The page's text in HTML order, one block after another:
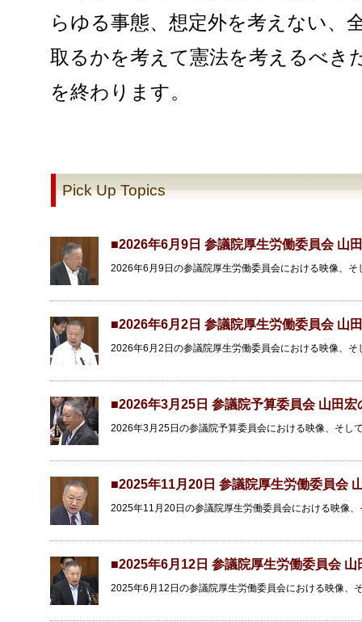
らゆる事態、想定外を考えない、
取るかを考えて憲法を考えるべき
を終わります。
Pick Up Topics
■2026年6月9日 参議院厚生労働委員会 山
2026年6月9日の参議院厚生労働委員会における映像、
■2026年6月2日 参議院厚生労働委員会 山
2026年6月2日の参議院厚生労働委員会における映像、
■2026年3月25日 参議院予算委員会 山田宏
2026年3月25日の参議院予算委員会における映像、そし
■2025年11月20日 参議院厚生労働委員会
2025年11月20日の参議院厚生労働委員会における映像
■2025年6月12日 参議院厚生労働委員会 山
2025年6月12日の参議院厚生労働委員会における映像、